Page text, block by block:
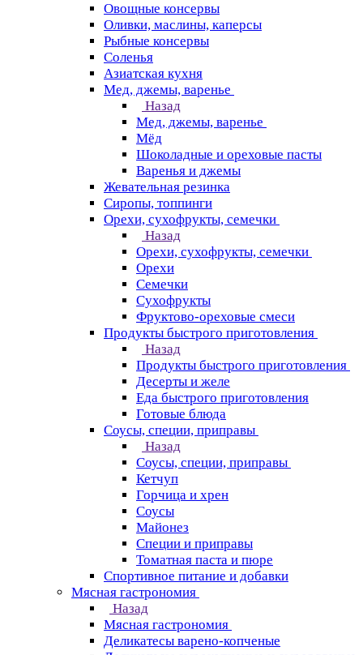
Овощные консервы
Оливки, маслины, каперсы
Рыбные консервы
Соленья
Азиатская кухня
Мед, джемы, варенье
Назад
Мед, джемы, варенье
Мёд
Шоколадные и ореховые пасты
Варенья и джемы
Жевательная резинка
Сиропы, топпинги
Орехи, сухофрукты, семечки
Назад
Орехи, сухофрукты, семечки
Орехи
Семечки
Сухофрукты
Фруктово-ореховые смеси
Продукты быстрого приготовления
Назад
Продукты быстрого приготовления
Десерты и желе
Еда быстрого приготовления
Готовые блюда
Соусы, специи, приправы
Назад
Соусы, специи, приправы
Кетчуп
Горчица и хрен
Соусы
Майонез
Специи и приправы
Томатная паста и пюре
Спортивное питание и добавки
Мясная гастрономия
Назад
Мясная гастрономия
Деликатесы варено-копченые